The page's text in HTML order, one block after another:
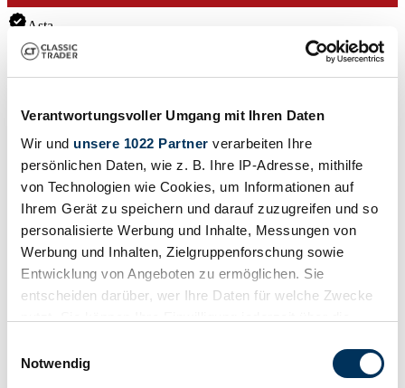
Verantwortungsvoller Umgang mit Ihren Daten
Wir und unsere 1022 Partner verarbeiten Ihre
persönlichen Daten, wie z. B. Ihre IP-Adresse, mithilfe
von Technologien wie Cookies, um Informationen auf
Ihrem Gerät zu speichern und darauf zuzugreifen und so
personalisierte Werbung und Inhalte, Messungen von
Werbung und Inhalten, Zielgruppenforschung sowie
Entwicklung von Angeboten zu ermöglichen. Sie
entscheiden darüber, wer Ihre Daten für welche Zwecke
Trigger Symbol ändern oder widerrufen
Notwendig
Asta
Mostra il veicolo
Aste in scadenza
Visualizza tutte le aste
Caricamento...